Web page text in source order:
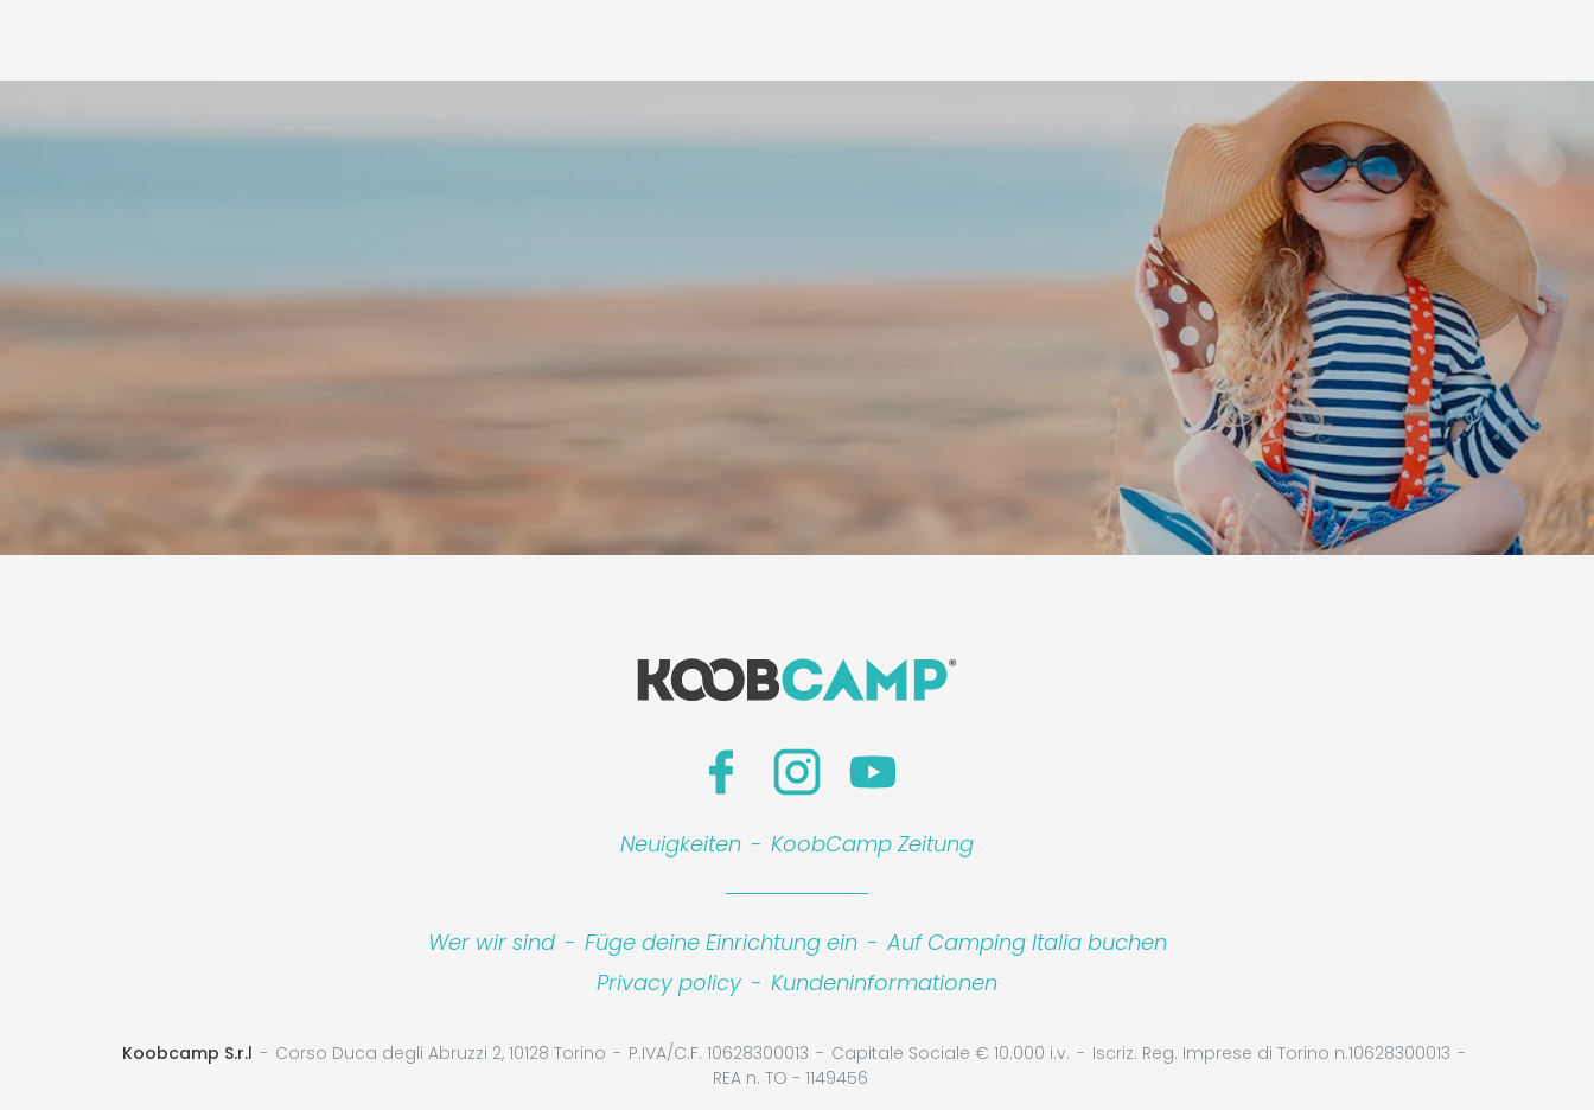
Neuigkeiten - KoobCamp Zeitung
Wer wir sind - Füge deine Einrichtung ein - Auf Camping Italia buchen
Privacy policy - Kundeninformationen
Koobcamp S.r.l Corso Duca degli Abruzzi 2, 10128 Torino P.IVA/C.F. 10628300013 Capitale Sociale € 10.000 i.v.
Iscriz. Reg. Imprese di Torino n.10628300013
REA n. TO - 1149456